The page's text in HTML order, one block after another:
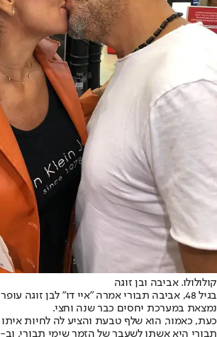
קולולולו. אביבה ובן זוגה
בגיל 48, אביבה תבורי אמרה "איי דו" לבן זוגה
נמצאת במערכת יחסים כבר שנה וחצי.
כעת, כאמור, הוא שלף טבעת והציע לה לחיות איתו